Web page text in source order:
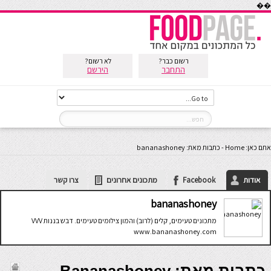
��
רשום כבר?
התחבר
לא רשום?
הירשם
אתם כאן: Home
- כתבות מאת: bananashoney
אודות Facebook מתכונים אחרונים צרו קשר
bananashoney
מתכונים טעימים, קלים (לרוב) והמון צילומים טעימים. דבש בננות VVV
www.bananashoney.com